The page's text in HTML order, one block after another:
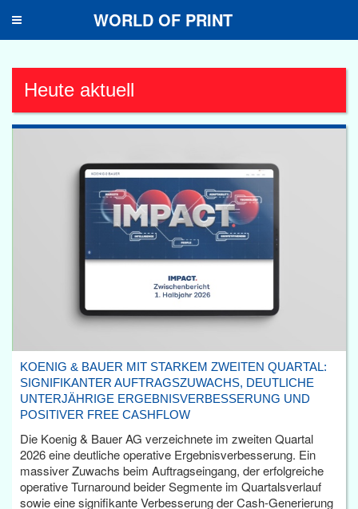
Toggle
WORLD OF PRINT
Heute aktuell
KOENIG & BAUER MIT STARKEM ZWEITEN QUARTAL:
SIGNIFIKANTER AUFTRAGSZUWACHS, DEUTLICHE
UNTERJÄHRIGE ERGEBNISVERBESSERUNG UND
POSITIVER FREE CASHFLOW
Die Koenig & Bauer AG verzeichnete im zweiten Quartal
2026 eine deutliche operative Ergebnisverbesserung. Ein
massiver Zuwachs beim Auftragseingang, der erfolgreiche
operative Turnaround beider Segmente im Quartalsverlauf
sowie eine signifikante Verbesserung der Cash-Generierung